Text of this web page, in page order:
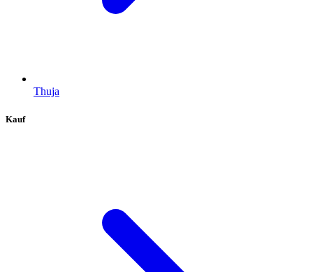
Thuja
Kauf